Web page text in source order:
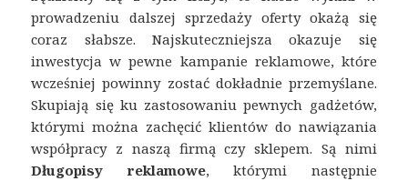
prowadzeniu dalszej sprzedaży oferty okażą się
coraz słabsze. Najskuteczniejsza okazuje się
inwestycja w pewne kampanie reklamowe, które
wcześniej powinny zostać dokładnie przemyślane.
Skupiają się ku zastosowaniu pewnych gadżetów,
którymi można zachęcić klientów do nawiązania
współpracy z naszą firmą czy sklepem. Są nimi
Długopisy reklamowe, którymi następnie